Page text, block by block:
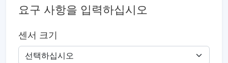
요구 사항을 입력하십시오
센서 크기